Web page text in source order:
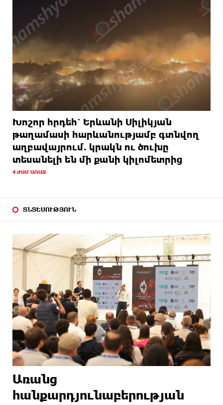
Խոշոր հրդեհ՝ Երևանի Սիլիկյան
թաղամասի հարևանությամբ գտնվող
աղբավայրում. կրակն ու ծուխը
տեսանելի են մի քանի կիլոմետրից
4 ԺԱՄ ԱՌԱՋ
ՏՆՏԵՍՈՒԹՅՈՒՆ
Առանց
հանքարդյունաբերության